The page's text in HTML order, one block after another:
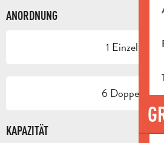
ANORDNUNG
1
6
KAPAZITÄT